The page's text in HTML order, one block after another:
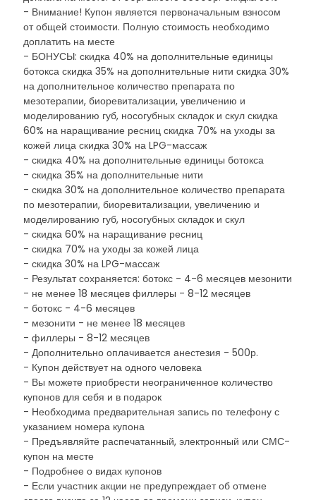
- Внимание! Купон является первоначальным взносом
от общей стоимости. Полную стоимость необходимо
доплатить на месте
- БОНУСЫ: скидка 40% на дополнительные единицы
ботокса скидка 35% на дополнительные нити скидка 30%
на дополнительное количество препарата по
мезотерапии, биоревитализации, увеличению и
моделированию губ, носогубных складок и скул скидка
60% на наращивание ресниц скидка 70% на уходы за
кожей лица скидка 30% на LPG-массаж
- скидка 40% на дополнительные единицы ботокса
- скидка 35% на дополнительные нити
- скидка 30% на дополнительное количество препарата
по мезотерапии, биоревитализации, увеличению и
моделированию губ, носогубных складок и скул
- скидка 60% на наращивание ресниц
- скидка 70% на уходы за кожей лица
- скидка 30% на LPG-массаж
- Результат сохраняется: ботокс - 4-6 месяцев мезонити
- не менее 18 месяцев филлеры - 8-12 месяцев
- ботокс - 4-6 месяцев
- мезонити - не менее 18 месяцев
- филлеры - 8-12 месяцев
- Дополнительно оплачивается анестезия - 500р.
- Купон действует на одного человека
- Вы можете приобрести неограниченное количество
купонов для себя и в подарок
- Необходима предварительная запись по телефону с
указанием номера купона
- Предъявляйте распечатанный, электронный или СМС-
купон на месте
- Подробнее о видах купонов
- Если участник акции не предупреждает об отмене